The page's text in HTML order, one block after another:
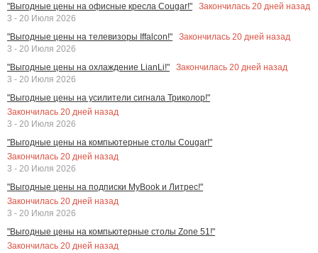
"Выгодные цены на офисные кресла Cougar!" Закончилась 20 дней назад
3 - 20 Июля 2026
"Выгодные цены на телевизоры Iffalcon!"
Закончилась 20 дней назад
3 - 20 Июля 2026
"Выгодные цены на охлаждение LianLi!"
Закончилась 20 дней назад
3 - 20 Июля 2026
"Выгодные цены на усилители сигнала Триколор!"
Закончилась 20 дней назад
3 - 20 Июля 2026
"Выгодные цены на компьютерные столы Cougar!"
Закончилась 20 дней назад
3 - 20 Июля 2026
"Выгодные цены на подписки MyBook и Литрес!"
Закончилась 20 дней назад
3 - 20 Июля 2026
"Выгодные цены на компьютерные столы Zone 51!"
Закончилась 20 дней назад